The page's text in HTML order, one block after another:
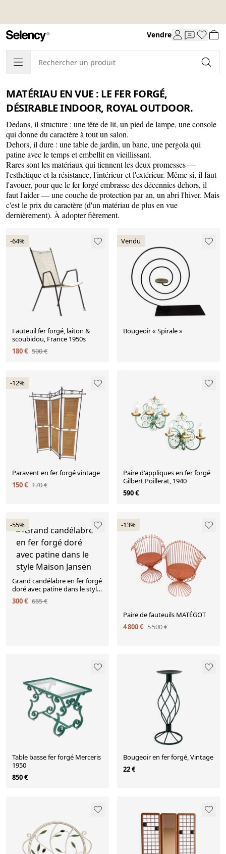
Vendre
MATÉRIAU EN VUE : LE FER FORGÉ,
DÉSIRABLE INDOOR, ROYAL OUTDOOR.
Dedans, il structure : une tête de lit, un pied de lampe, une console
qui donne du caractère à tout un salon.
Dehors, il dure : une table de jardin, un banc, une pergola qui
patine avec le temps et embellit en vieillissant.
Rares sont les matériaux qui tiennent les deux promesses —
l'esthétique et la résistance, l'intérieur et l'extérieur. Même si, il faut
l'avouer, pour que le fer forgé embrasse des décennies dehors, il
faut l'aider — une couche de protection par an, un abri l'hiver. Mais
c'est le prix du caractère (d'un matériau de plus en vue
dernièrement). À adopter fièrement.
-64%
Fauteuil fer forgé, laiton &
scoubidou, France 1950s
180 € 500 €
Vendu
Bougeoir « Spirale »
-12%
Paravent en fer forgé vintage
150 € 170 €
Paire d'appliques en fer forgé
Gilbert Poillerat, 1940
590 €
-55%
Grand candélabre en fer forgé
doré avec patine dans le style
Maison Jansen
300 € 665 €
-13%
Paire de fauteuils MATÉGOT
4 800 € 5 500 €
Table basse fer forgé Merceris
1950
850 €
Bougeoir en fer forgé, Vintage
22 €